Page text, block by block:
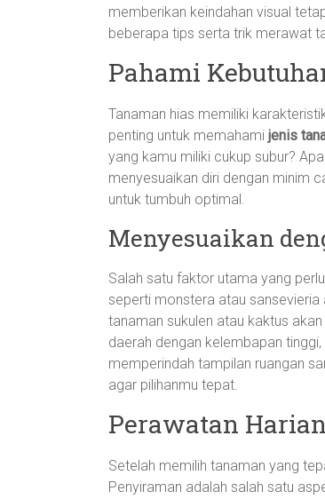
memberikan keindahan visual
beberapa tips serta trik merawat
Pahami
Tanaman hias memiliki
penting untuk memahami jenis
yang kamu miliki cukup subur?
menyesuaikan diri dengan minim
untuk tumbuh optimal.
Menyesuaikan
Salah satu faktor utama yang
seperti monstera atau sansevieria
tanaman sukulen atau kaktus
daerah dengan kelembapan
memperindah tampilan ruangan
agar pilihanmu tepat.
Perawatan
Setelah memilih tanaman yang
Penyiraman adalah salah satu